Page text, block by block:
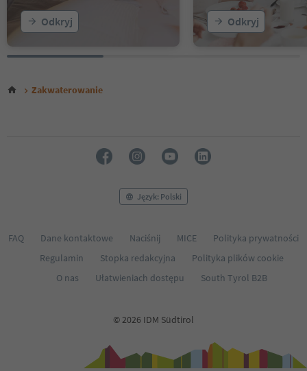
Odkryj Odkryj
Zakwaterowanie
Język: Polski
FAQ Dane kontaktowe Naciśnij MICE
Polityka prywatności
Regulamin
Stopka redakcyjna
Polityka plików cookie
O nas
Ułatwieniach dostępu South Tyrol B2B
© 2026 IDM Südtirol